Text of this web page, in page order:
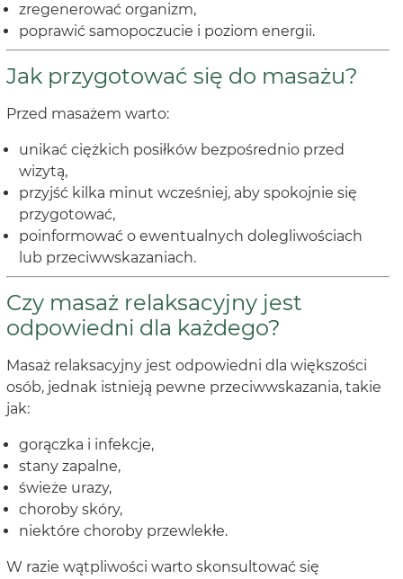
zregenerować organizm,
poprawić samopoczucie i poziom energii.
Jak przygotować się do masażu?
Przed masażem warto:
unikać ciężkich posiłków bezpośrednio przed
wizytą,
przyjść kilka minut wcześniej, aby spokojnie się
przygotować,
poinformować o ewentualnych dolegliwościach
lub przeciwwskazaniach.
Czy masaż relaksacyjny jest
odpowiedni dla każdego?
Masaż relaksacyjny jest odpowiedni dla większości
osób, jednak istnieją pewne przeciwwskazania, takie
jak:
gorączka i infekcje,
stany zapalne,
świeże urazy,
choroby skóry,
niektóre choroby przewlekłe.
W razie wątpliwości warto skonsultować się